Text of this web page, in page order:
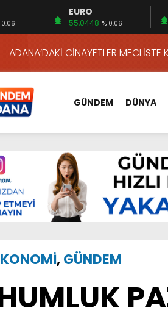
0.06
EURO
55,0448 % 0.06
YÜKSEL YEŞİLOVA, KOSOVA
AKILLI MERCEK HERKES İÇİN UYGUN
ADANA’DAKİ CİNAYETLER MECLİSTE
NACAR: ESNAFIN SAĞLIK
NACAR, DAHA İYİ SAĞLIK HİZMETLERİ
SULAMA KANALLARINDAKİ
HERKES İÇİN ERİŞİLEBİLİR BEYİN
EMEKLİLER EN DÜŞÜK EMEKLİ
İKİNCİ 500’DE ADANA’DAN 15 FİRMA
HAFTA SONUNA ÖZEL KİTAPLAR…
YÜKSEL YEŞİLOVA, KOSOVA
GÜNDEM DÜNYA
,GÜNDEM